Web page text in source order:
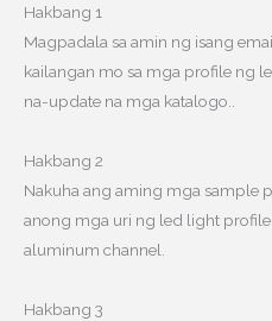
Hakbang 1
Magpadala sa amin ng isang
kailangan mo sa mga profile ng
na-update na mga katalogo..
Hakbang 2
Nakuha ang aming mga sample
anong mga uri ng led light
aluminum channel.
Hakbang 3